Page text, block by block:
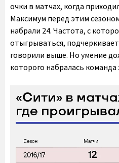
очки в матчах, когда
Максимум перед этим
набрали 24. Частота, с
отыгрываться,
говорили выше. Но умение
которого набралась команда